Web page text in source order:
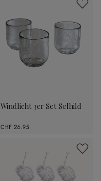
Windlicht 3er Set Selhild
CHF 26.95